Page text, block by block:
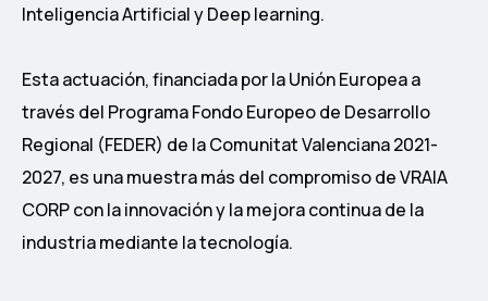
Inteligencia Artificial y Deep learning.
Esta actuación, financiada por la Unión Europea a
través del Programa Fondo Europeo de Desarrollo
Regional (FEDER) de la Comunitat Valenciana 2021-
2027, es una muestra más del compromiso de VRAIA
CORP con la innovación y la mejora continua de la
industria mediante la tecnología.